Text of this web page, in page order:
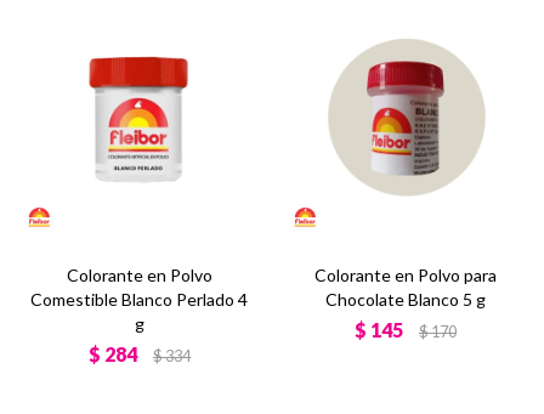
Colorante en Polvo
Comestible Blanco Perlado 4
g
$ 284 $334
Colorante en Polvo para
Chocolate Blanco 5 g
$ 145 $170